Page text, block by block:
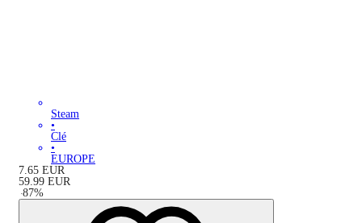
Steam
•
Clé
•
EUROPE
7.65 EUR
59.99 EUR
-87%